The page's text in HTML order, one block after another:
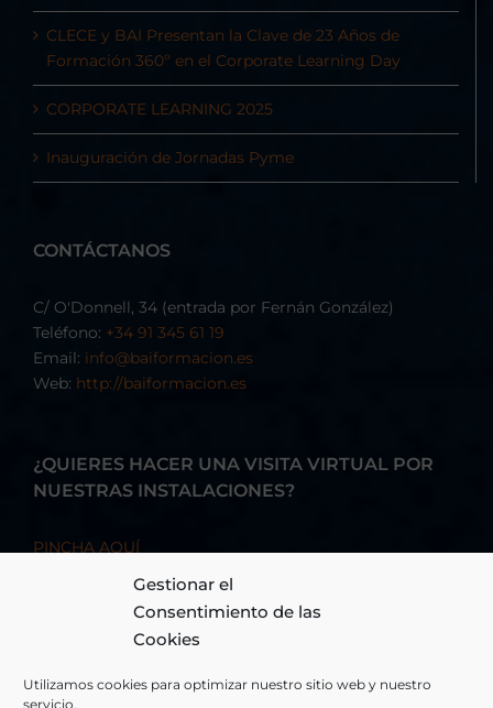
Gestionar el
Consentimiento de las
Cookies
Utilizamos cookies para optimizar nuestro sitio web y nuestro
servicio.
CLECE y BAI Presentan la Clave de 23 Años de
Formación 360º en el Corporate Learning Day
CORPORATE LEARNING 2025
Inauguración de Jornadas Pyme
CONTÁCTANOS
C/ O'Donnell, 34 (entrada por Fernán González)
Teléfono: +34 91 345 61 19
Email: info@baiformacion.es
Web: http://baiformacion.es
¿QUIERES HACER UNA VISITA VIRTUAL POR
NUESTRAS INSTALACIONES?
PINCHA AQUÍ